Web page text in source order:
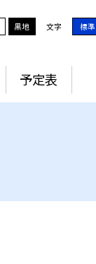
黒地 文字 標準
予定表